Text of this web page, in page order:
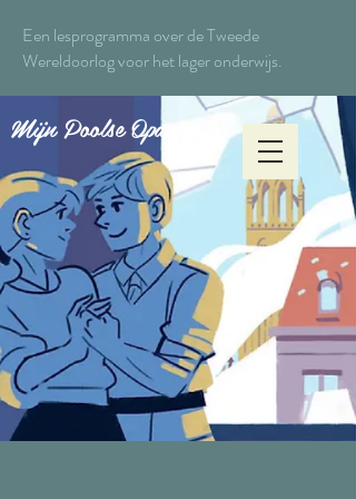
Mijn Poolse Opa
Een lesprogramma over de Tweede
Wereldoorlog voor het lager onderwijs.